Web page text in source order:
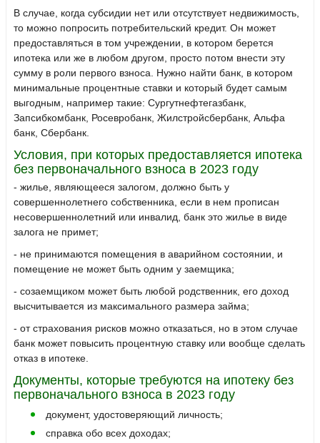
В случае, когда субсидии нет или отсутствует недвижимость,
то можно попросить потребительский кредит. Он может
предоставляться в том учреждении, в котором берется
ипотека или же в любом другом, просто потом внести эту
сумму в роли первого взноса. Нужно найти банк, в котором
минимальные процентные ставки и который будет самым
выгодным, например такие: Сургутнефтегазбанк,
Запсибкомбанк, Росевробанк, Жилстройсбербанк, Альфа
банк, Сбербанк.
Условия, при которых предоставляется ипотека
без первоначального взноса в 2023 году
- жилье, являющееся залогом, должно быть у
совершеннолетнего собственника, если в нем прописан
несовершеннолетний или инвалид, банк это жилье в виде
залога не примет;
- не принимаются помещения в аварийном состоянии, и
помещение не может быть одним у заемщика;
- созаемщиком может быть любой родственник, его доход
высчитывается из максимального размера займа;
- от страхования рисков можно отказаться, но в этом случае
банк может повысить процентную ставку или вообще сделать
отказ в ипотеке.
Документы, которые требуются на ипотеку без
первоначального взноса в 2023 году
документ, удостоверяющий личность;
справка обо всех доходах;